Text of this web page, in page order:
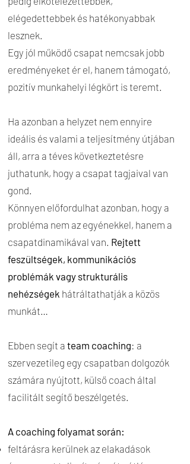
elégedettebbek és hatékonyabbak
lesznek.
Egy jól működő csapat nemcsak jobb
eredményeket ér el, hanem támogató,
pozitív munkahelyi légkört is teremt.
Ha azonban a helyzet nem ennyire
ideális és valami a teljesítmény útjában
áll, arra a téves következtetésre
juthatunk, hogy a csapat tagjaival van
gond.
Könnyen előfordulhat azonban, hogy a
probléma nem az egyénekkel, hanem a
csapatdinamikával van. Rejtett
feszültségek, kommunikációs
problémák vagy strukturális
nehézségek hátráltathatják a közös
munkát…
Ebben segít a team coaching: a
szervezetileg egy csapatban dolgozók
számára nyújtott, külső coach által
facilitált segítő beszélgetés.
A coaching folyamat során:
feltárásra kerülnek az elakadások